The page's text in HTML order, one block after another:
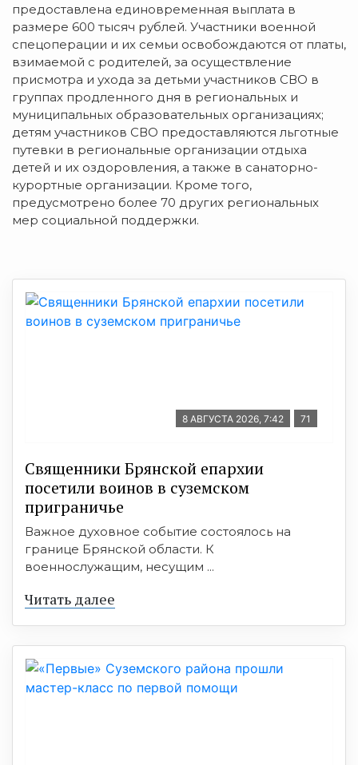
предоставлена единовременная выплата в
размере 600 тысяч рублей. Участники военной
спецоперации и их семьи освобождаются от платы,
взимаемой с родителей, за осуществление
присмотра и ухода за детьми участников СВО в
группах продленного дня в региональных и
муниципальных образовательных организациях;
детям участников СВО предоставляются льготные
путевки в региональные организации отдыха
детей и их оздоровления, а также в санаторно-
курортные организации. Кроме того,
предусмотрено более 70 других региональных
мер социальной поддержки.
8 АВГУСТА 2026, 7:42 71
Священники Брянской епархии
посетили воинов в суземском
приграничье
Важное духовное событие состоялось на
границе Брянской области. К
военнослужащим, несущим ...
Читать далее